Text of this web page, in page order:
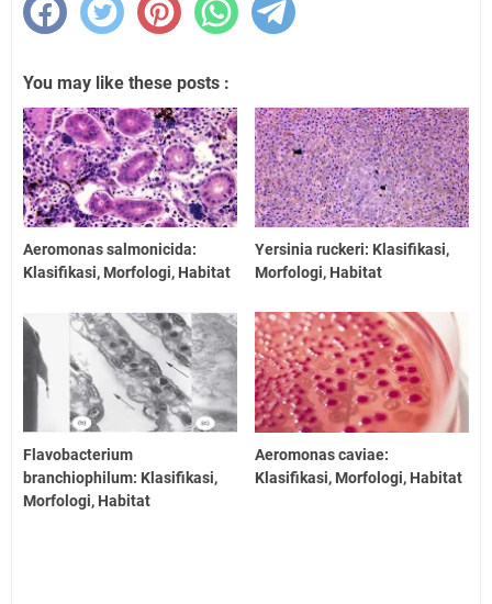
You may like these posts :
Aeromonas salmonicida:
Klasifikasi, Morfologi, Habitat
Yersinia ruckeri: Klasifikasi,
Morfologi, Habitat
Flavobacterium
branchiophilum: Klasifikasi,
Morfologi, Habitat
Aeromonas caviae:
Klasifikasi, Morfologi, Habitat